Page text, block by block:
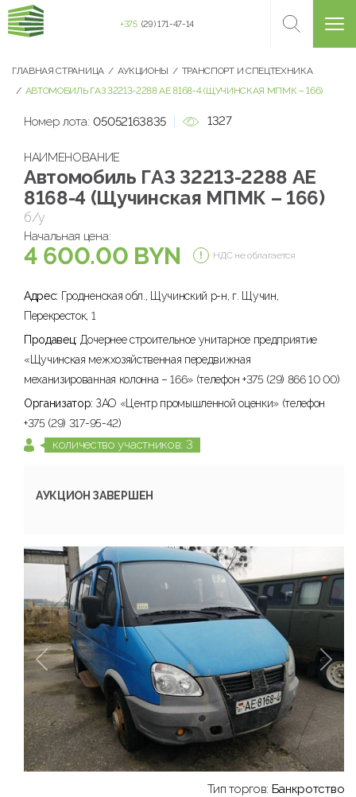
+375 (29) 171-47-14
ГЛАВНАЯ СТРАНИЦА АУКЦИОНЫ
ТРАНСПОРТ И СПЕЦТЕХНИКА
АВТОМОБИЛЬ ГАЗ 32213-2288 АЕ 8168-4 (ЩУЧИНСКАЯ МПМК – 166)
Номер лота: 05052163835 1327
НАИМЕНОВАНИЕ
Автомобиль ГАЗ 32213-2288 АЕ
8168-4 (Щучинская МПМК – 166)
б/у
Начальная цена:
4 600.00 BYN НДС не облагается
Адрес: Гродненская обл., Щучинский р-н, г. Щучин,
Перекресток, 1
Продавец: Дочернее строительное унитарное предприятие
«Щучинская межхозяйственная передвижная
механизированная колонна – 166» (телефон +375 (29) 866 10 00)
Организатор: ЗАО «Центр промышленной оценки» (телефон
+375 (29) 317-95-42)
количество участников: 3
АУКЦИОН ЗАВЕРШЕН
Тип торгов: Банкротство